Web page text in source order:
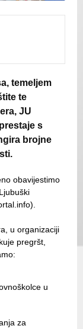
temeljem
te
JU
s
brojne
obavijestimo
u organizaciji
pregršt,
u
za